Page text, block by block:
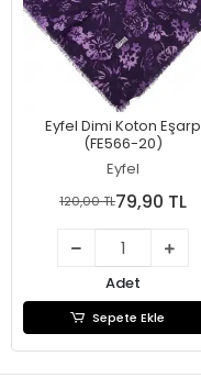
Eyfel Dimi Koton Eşarp
(FE566-20)
Eyfel
120,00 TL79,90 TL
Adet
Sepete Ekle